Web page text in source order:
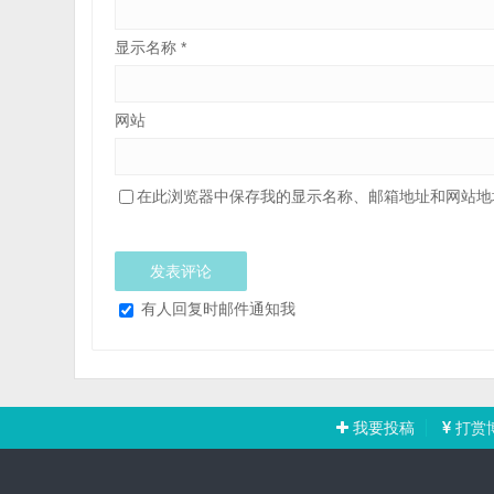
显示名称*
网站
在此浏览器中保存我的显示名称、邮箱地址和网站
有人回复时邮件通知我
我要投稿 打赏